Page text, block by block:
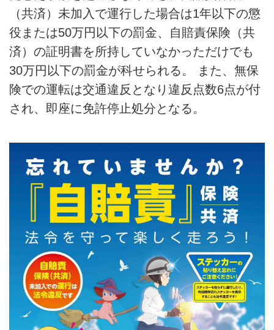
（共済）未加入で運行した場合は1年以下の懲
役または50万円以下の罰金、自賠責保険（共
済）の証明書を所持していなかっただけでも
30万円以下の罰金が科せられる。 また、無保
険での運転は交通違反となり違反点数6点が付
され、即座に免許停止処分となる。